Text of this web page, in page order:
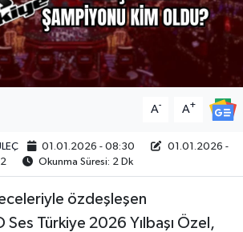
A- A+
01.01.2026 - 08:30
01.01.2026 -
Okunma Süresi: 2 Dk
özdeşleşen
Ses Türkiye 2026 Yılbaşı Özel,